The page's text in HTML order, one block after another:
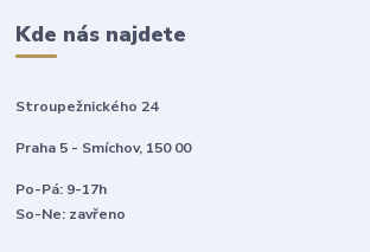
Kde nás najdete
Stroupežnického 24
Praha 5 - Smíchov, 150 00
Po-Pá: 9-17h
So-Ne: zavřeno